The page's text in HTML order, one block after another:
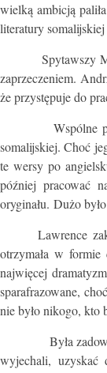
wielką ambicją
literatury
Spytawszy Musę,
zaprzeczeniem.
że przystępuje do
Wspólne
somalijskiej. Choć
te wersy po
później pracować
oryginału. Dużo
Lawrence
otrzymała w formie
najwięcej
sparafrazowane,
nie było nikogo, kto
Była zadowolona
wyjechali, uzyskać